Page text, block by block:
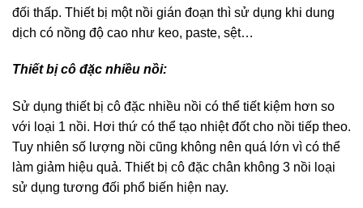
đối thấp. Thiết bị một nồi gián đoạn thì sử dụng khi dung
dịch có nồng độ cao như keo, paste, sệt…
Thiết bị cô đặc nhiều nồi:
Sử dụng thiết bị cô đặc nhiều nồi có thể tiết kiệm hơn so
với loại 1 nồi. Hơi thứ có thể tạo nhiệt đốt cho nồi tiếp theo.
Tuy nhiên số lượng nồi cũng không nên quá lớn vì có thể
làm giảm hiệu quả. Thiết bị cô đặc chân không 3 nồi loại
sử dụng tương đối phổ biến hiện nay.